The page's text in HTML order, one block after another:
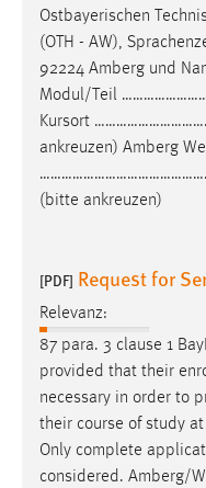
Ostbayerischen
(OTH - AW),
92224 Amberg und
Modul/Teil
Kursort
ankreuzen) Amberg
(bitte ankreuzen)
[PDF] Request for
Relevanz:
87 para. 3 clause 1
provided that their
necessary in order to
their course of study
Only complete
considered. Amberg/
EXTERNE
Um Inhalte von
Plattformen
YouTube